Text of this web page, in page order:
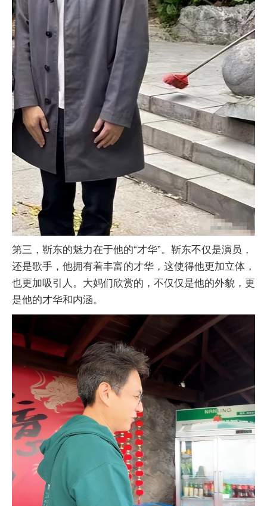
第三，靳东的魅力在于他的“才华”。靳东不仅是演员，
还是歌手，他拥有着丰富的才华，这使得他更加立体，
也更加吸引人。大妈们欣赏的，不仅仅是他的外貌，更
是他的才华和内涵。